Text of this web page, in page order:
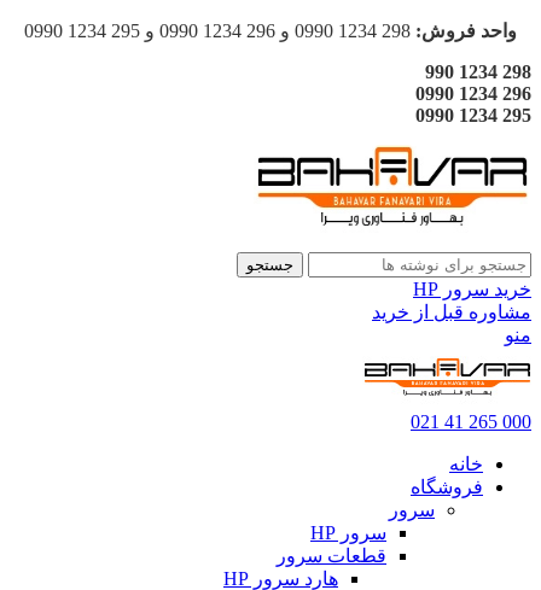
واحد فروش:
298 1234 990
296 1234 0990
295 1234 0990
جستجو
خرید سرور HP
مشاوره قبل از خرید
منو
000 265 41 021
خانه
فروشگاه
سرور
سرور HP
قطعات سرور
هارد سرور HP